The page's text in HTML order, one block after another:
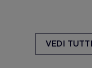
VEDI TUTTI